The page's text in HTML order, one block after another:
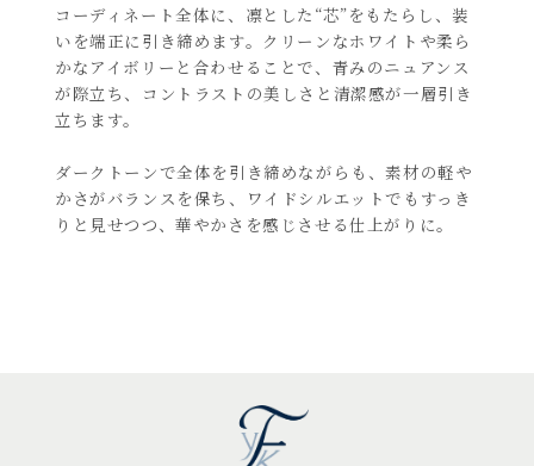
コーディネート全体に、凛とした“芯”をもたらし、装
いを端正に引き締めます。クリーンなホワイトや柔ら
かなアイボリーと合わせることで、青みのニュアンス
が際立ち、コントラストの美しさと清潔感が一層引き
立ちます。
ダークトーンで全体を引き締めながらも、素材の軽や
かさがバランスを保ち、ワイドシルエットでもすっき
りと見せつつ、華やかさを感じさせる仕上がりに。